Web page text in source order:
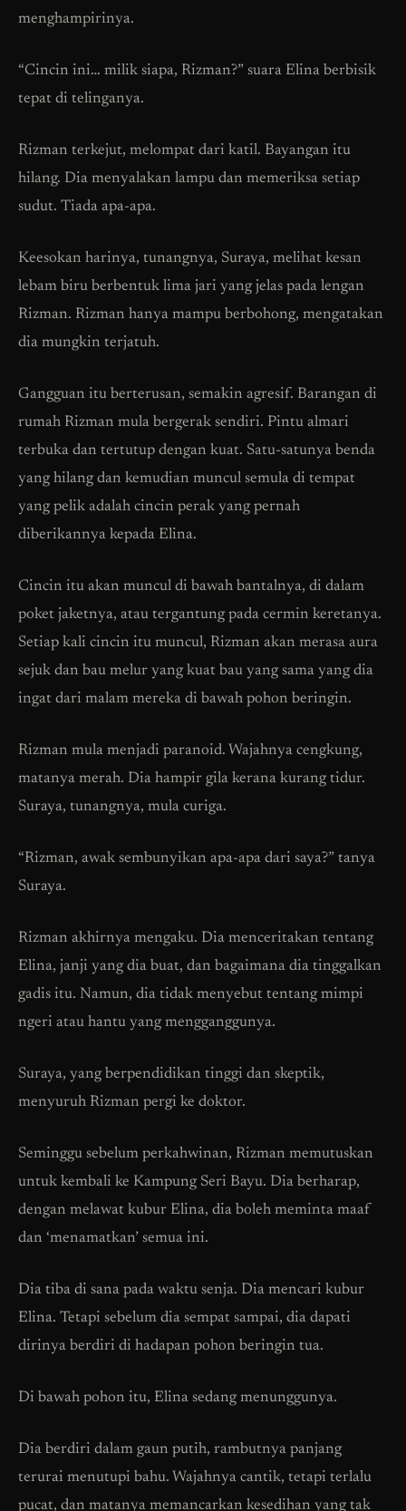
menghampirinya.
“Cincin ini… milik siapa, Rizman?” suara Elina berbisik
tepat di telinganya.
Rizman terkejut, melompat dari katil. Bayangan itu
hilang. Dia menyalakan lampu dan memeriksa setiap
sudut. Tiada apa-apa.
Keesokan harinya, tunangnya, Suraya, melihat kesan
lebam biru berbentuk lima jari yang jelas pada lengan
Rizman. Rizman hanya mampu berbohong, mengatakan
dia mungkin terjatuh.
Gangguan itu berterusan, semakin agresif. Barangan di
rumah Rizman mula bergerak sendiri. Pintu almari
terbuka dan tertutup dengan kuat. Satu-satunya benda
yang hilang dan kemudian muncul semula di tempat
yang pelik adalah cincin perak yang pernah
diberikannya kepada Elina.
Cincin itu akan muncul di bawah bantalnya, di dalam
poket jaketnya, atau tergantung pada cermin keretanya.
Setiap kali cincin itu muncul, Rizman akan merasa aura
sejuk dan bau melur yang kuat bau yang sama yang dia
ingat dari malam mereka di bawah pohon beringin.
Rizman mula menjadi paranoid. Wajahnya cengkung,
matanya merah. Dia hampir gila kerana kurang tidur.
Suraya, tunangnya, mula curiga.
“Rizman, awak sembunyikan apa-apa dari saya?” tanya
Suraya.
Rizman akhirnya mengaku. Dia menceritakan tentang
Elina, janji yang dia buat, dan bagaimana dia tinggalkan
gadis itu. Namun, dia tidak menyebut tentang mimpi
ngeri atau hantu yang mengganggunya.
Suraya, yang berpendidikan tinggi dan skeptik,
menyuruh Rizman pergi ke doktor.
Seminggu sebelum perkahwinan, Rizman memutuskan
untuk kembali ke Kampung Seri Bayu. Dia berharap,
dengan melawat kubur Elina, dia boleh meminta maaf
dan ‘menamatkan’ semua ini.
Dia tiba di sana pada waktu senja. Dia mencari kubur
Elina. Tetapi sebelum dia sempat sampai, dia dapati
dirinya berdiri di hadapan pohon beringin tua.
Di bawah pohon itu, Elina sedang menunggunya.
Dia berdiri dalam gaun putih, rambutnya panjang
terurai menutupi bahu. Wajahnya cantik, tetapi terlalu
pucat, dan matanya memancarkan kesedihan yang tak